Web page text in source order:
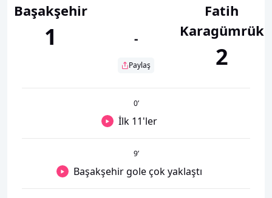
Başakşehir
1 -
Paylaş
Fatih
Karagümrük
2
0’
İlk 11'ler
9’
Başakşehir gole çok yaklaştı